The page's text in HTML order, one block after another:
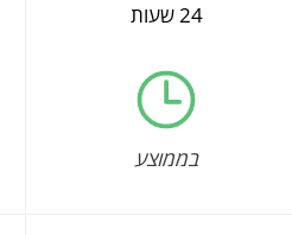
24 שעות
בממוצע